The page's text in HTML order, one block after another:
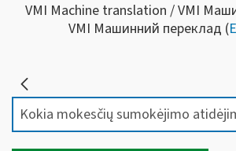
VMI Machine translation / VMI
VMI Машинний переклад (